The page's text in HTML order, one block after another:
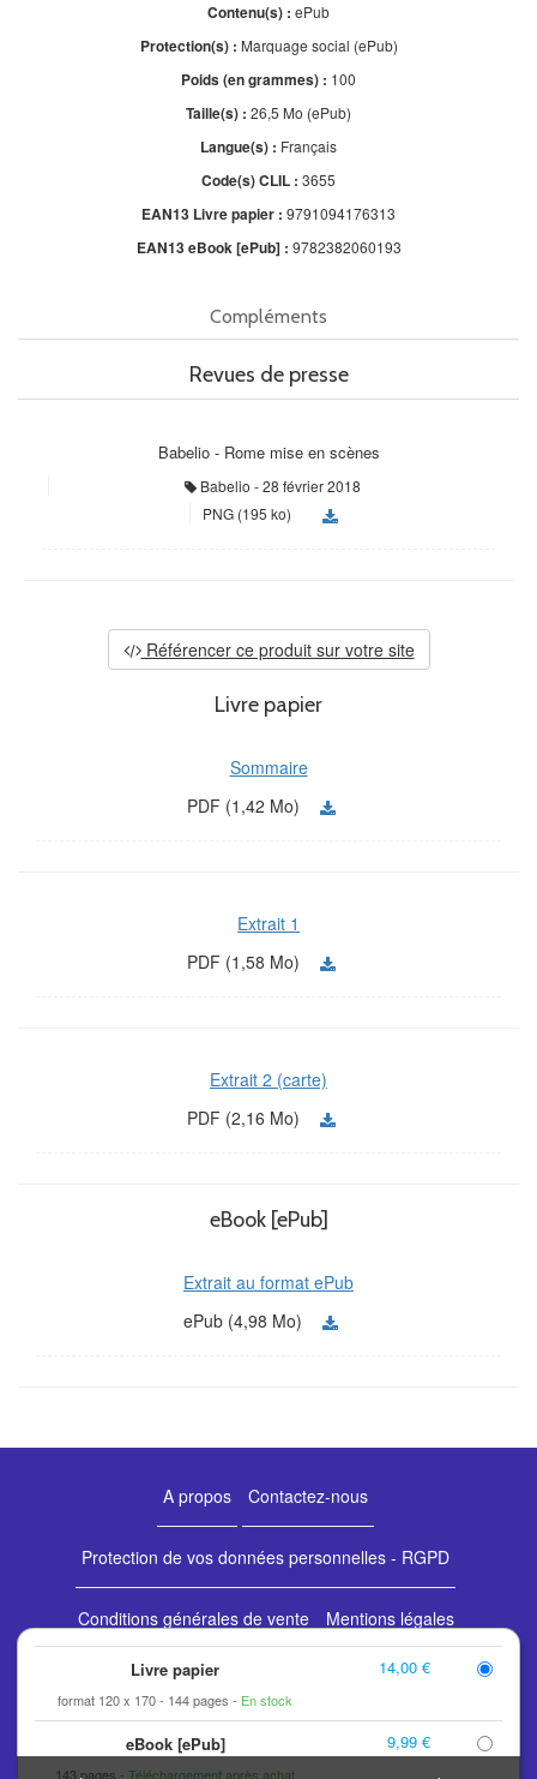
Livre papier
format 120 x 170 144 pages En stock
14,00 €
eBook [ePub]
143 pages Téléchargement après achat
9,99 €
Contenu(s) : ePub
Protection(s) : Marquage social (ePub)
Poids (en grammes) : 100
Taille(s) : 26,5 Mo (ePub)
Langue(s) : Français
Code(s) CLIL : 3655
EAN13 Livre papier : 9791094176313
EAN13 eBook [ePub] : 9782382060193
Compléments
Revues de presse
Babelio - Rome mise en scènes
Babelio
28 février 2018
PNG (195 ko)
Référencer ce produit sur votre site
Livre papier
Sommaire
PDF (1,42 Mo)
Extrait 1
PDF (1,58 Mo)
Extrait 2 (carte)
PDF (2,16 Mo)
eBook [ePub]
Extrait au format ePub
ePub (4,98 Mo)
A propos Contactez-nous
Protection de vos données personnelles - RGPD
Conditions générales de vente Mentions légales
Retours et commandes
Les éditions espaces&signes bénéficient du soutien de la